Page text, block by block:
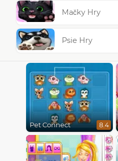
Mačky Hry
Psie Hry
Pet Connect 8.4